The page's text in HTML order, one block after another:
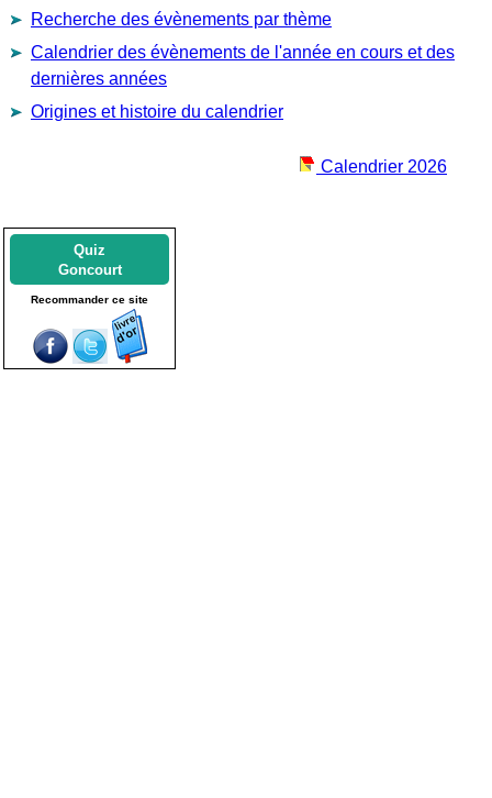
Recherche des évènements par thème
Calendrier des évènements de l'année en cours et des
dernières années
Origines et histoire du calendrier
Calendrier 2026
Quiz
Goncourt
Recommander ce site